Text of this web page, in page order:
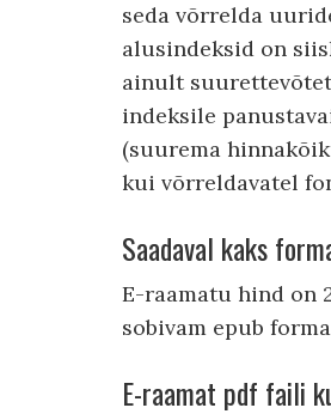
seda võrrelda
alusindeksid on
ainult
indeksile
(suurema
kui võrreldavatel
Saadaval kaks
E-raamatu hind on
sobivam epub
E-raamat pdf faili